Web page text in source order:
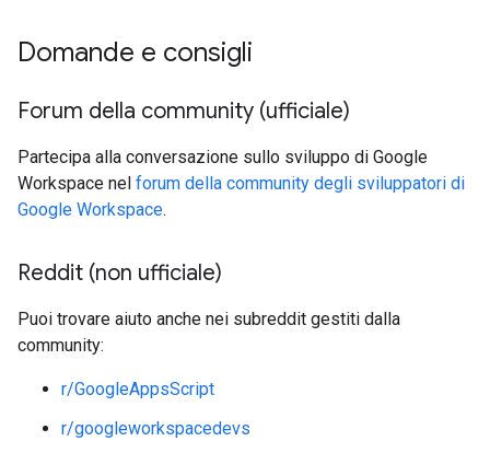
Domande e consigli
Forum della community (ufficiale)
Partecipa alla conversazione sullo sviluppo di Google
Workspace nel forum della community degli sviluppatori di
Google Workspace.
Reddit (non ufficiale)
Puoi trovare aiuto anche nei subreddit gestiti dalla
community:
r/GoogleAppsScript
r/googleworkspacedevs